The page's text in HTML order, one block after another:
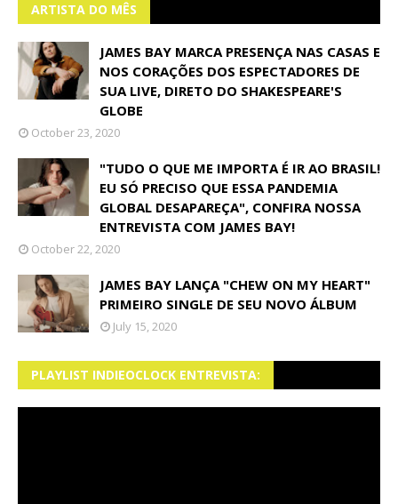
ARTISTA DO MÊS
JAMES BAY MARCA PRESENÇA NAS CASAS E
NOS CORAÇÕES DOS ESPECTADORES DE
SUA LIVE, DIRETO DO SHAKESPEARE'S
GLOBE
October 23, 2020
"TUDO O QUE ME IMPORTA É IR AO BRASIL!
EU SÓ PRECISO QUE ESSA PANDEMIA
GLOBAL DESAPAREÇA", CONFIRA NOSSA
ENTREVISTA COM JAMES BAY!
October 22, 2020
JAMES BAY LANÇA "CHEW ON MY HEART"
PRIMEIRO SINGLE DE SEU NOVO ÁLBUM
July 15, 2020
PLAYLIST INDIEOCLOCK ENTREVISTA: